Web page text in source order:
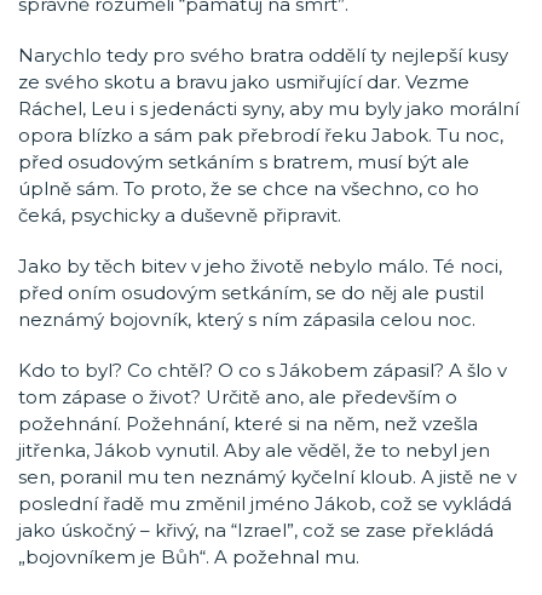
Narychlo tedy pro svého bratra oddělí ty nejlepší kusy
ze svého skotu a bravu jako usmiřující dar. Vezme
Ráchel, Leu i s jedenácti syny, aby mu byly jako morální
opora blízko a sám pak přebrodí řeku Jabok. Tu noc,
před osudovým setkáním s bratrem, musí být ale
úplně sám. To proto, že se chce na všechno, co ho
čeká, psychicky a duševně připravit.
Jako by těch bitev v jeho životě nebylo málo. Té noci,
před oním osudovým setkáním, se do něj ale pustil
neznámý bojovník, který s ním zápasila celou noc.
Kdo to byl? Co chtěl? O co s Jákobem zápasil? A šlo v
tom zápase o život? Určitě ano, ale především o
požehnání. Požehnání, které si na něm, než vzešla
jitřenka, Jákob vynutil. Aby ale věděl, že to nebyl jen
sen, poranil mu ten neznámý kyčelní kloub. A jistě ne v
poslední řadě mu změnil jméno Jákob, což se vykládá
jako úskočný – křivý, na “Izrael”, což se zase překládá
„bojovníkem je Bůh“. A požehnal mu.